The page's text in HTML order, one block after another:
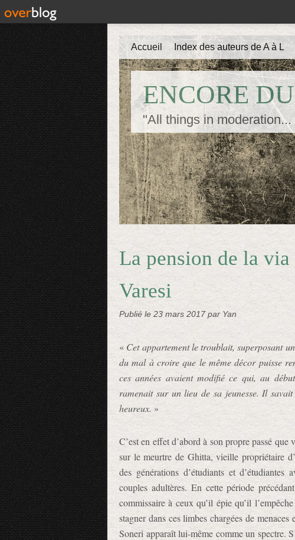
ENCORE
"All things in
Accueil Index des auteurs de A à L
La pension de la
Varesi
Publié le 23 mars 2017par Yan
« Cet appartement le troublait, superposant
du mal à croire que le même décor puisse
ces années avaient modifié ce qui, au
ramenait sur un lieu de sa jeunesse. Il
heureux. »
C’est en effet d’abord à son propre passé
sur le meurtre de Ghitta, vieille propriétaire
des générations d’étudiants et
couples adultères. En cette période
commissaire à ceux qu’il épie qu’il
stagner dans ces limbes chargées de
Soneri apparaît lui-même comme un spectre.